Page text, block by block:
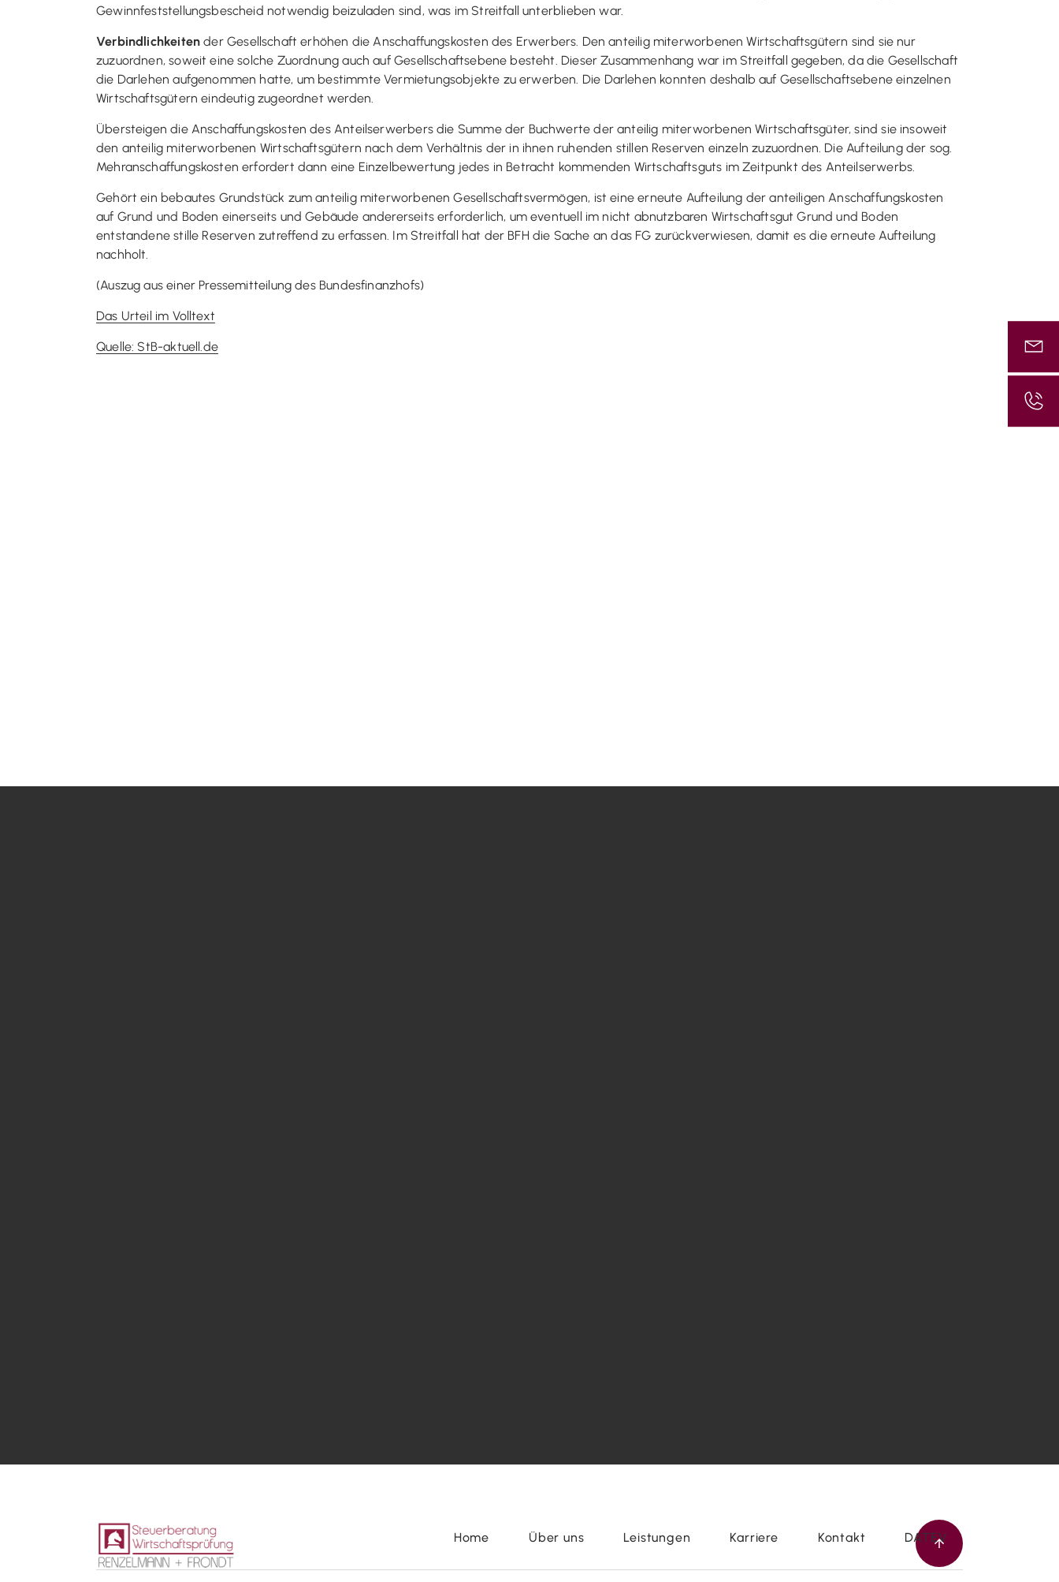
Gewinnfeststellungsbescheid notwendig beizuladen sind, was im Streitfall unterblieben war.
Verbindlichkeiten der Gesellschaft erhöhen die Anschaffungskosten des Erwerbers. Den anteilig miterworbenen Wirtschaftsgütern sind sie nur
zuzuordnen, soweit eine solche Zuordnung auch auf Gesellschaftsebene besteht. Dieser Zusammenhang war im Streitfall gegeben, da die Gesellschaft
die Darlehen aufgenommen hatte, um bestimmte Vermietungsobjekte zu erwerben. Die Darlehen konnten deshalb auf Gesellschaftsebene einzelnen
Wirtschaftsgütern eindeutig zugeordnet werden.
Übersteigen die Anschaffungskosten des Anteilserwerbers die Summe der Buchwerte der anteilig miterworbenen Wirtschaftsgüter, sind sie insoweit
den anteilig miterworbenen Wirtschaftsgütern nach dem Verhältnis der in ihnen ruhenden stillen Reserven einzeln zuzuordnen. Die Aufteilung der sog.
Mehranschaffungskosten erfordert dann eine Einzelbewertung jedes in Betracht kommenden Wirtschaftsguts im Zeitpunkt des Anteilserwerbs.
Gehört ein bebautes Grundstück zum anteilig miterworbenen Gesellschaftsvermögen, ist eine erneute Aufteilung der anteiligen Anschaffungskosten
auf Grund und Boden einerseits und Gebäude andererseits erforderlich, um eventuell im nicht abnutzbaren Wirtschaftsgut Grund und Boden
entstandene stille Reserven zutreffend zu erfassen. Im Streitfall hat der BFH die Sache an das FG zurückverwiesen, damit es die erneute Aufteilung
nachholt.
(Auszug aus einer Pressemitteilung des Bundesfinanzhofs)
Das Urteil im Volltext
Quelle: StB-aktuell.de
Home Über uns Leistungen Karriere Kontakt DATEV